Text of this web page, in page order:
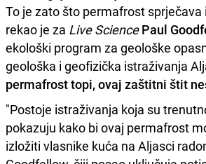
To je zato što permafrost sprječava
rekao je za Live Science Paul
ekološki program za geološke
geološka i geofizička istraživanja
permafrost topi, ovaj zaštitni štit
"Postoje istraživanja koja su
pokazuju kako bi ovaj permafrost
izložiti vlasnike kuća na Aljasci